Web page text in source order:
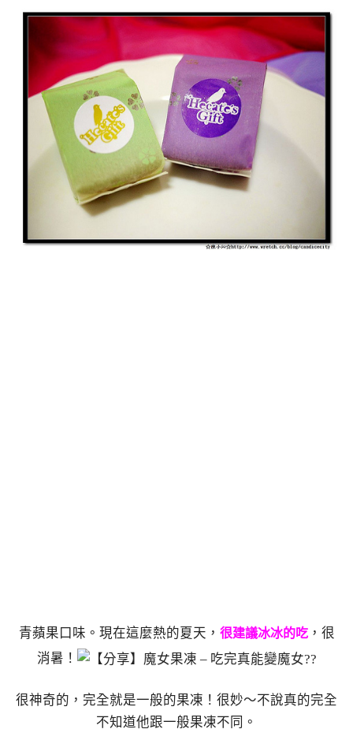
青蘋果口味。現在這麼熱的夏天， 很建議冰冰的吃，很
消暑！
很神奇的，完全就是一般的果凍！很妙～不說真的完全
不知道他跟一般果凍不同。